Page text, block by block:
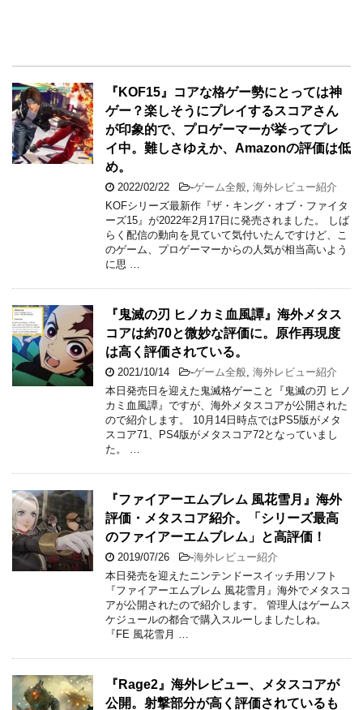
『KOF15』コアな格ゲー勢にとっては神
ゲー？楽しそうにプレイするスコアさん
が印象的で、プロゲーマーが挙ってプレ
イ中。難しさゆえか、Amazonの評価は低
め。
2022/02/22 -ゲーム全般, 海外レビュー紹介
KOFシリーズ最新作『ザ・キング・オブ・ファイタ
ーズ15』が2022年2月17日に発売されました。 しば
らく配信の動向を見ていて気付いたんですけど、こ
のゲーム、プロゲーマーからの人気が相当高いよう
に思 …
『鬼滅の刃 ヒノカミ血風譚』海外メタス
コアは約70と微妙な評価に。原作再現度
は高く評価されている。
2021/10/14 -ゲーム全般, 海外レビュー紹介
本日発売日を迎えた鬼滅格ゲーこと『鬼滅の刃 ヒノ
カミ血風譚』ですが、海外メタスコアが公開された
ので紹介します。 10月14日時点ではPS5版がメタ
スコア71、PS4版がメタスコア72となっていまし
た。 …
『ファイアーエムブレム 風花雪月』海外
評価・メタスコア紹介。「シリーズ最高
のファイアーエムブレム」と高評価！
2019/07/26 -海外レビュー紹介
本日発売を迎えたニンテンドースイッチ用ソフト
『ファイアーエムブレム 風花雪月』海外でメタスコ
アが公開されたので紹介します。 管理人はゲームス
ケジュールの都合で購入スルーしましたしね。
『FE 風花雪月 …
『Rage2』海外レビュー、メタスコアが
公開。射撃部分が高く評価されているも